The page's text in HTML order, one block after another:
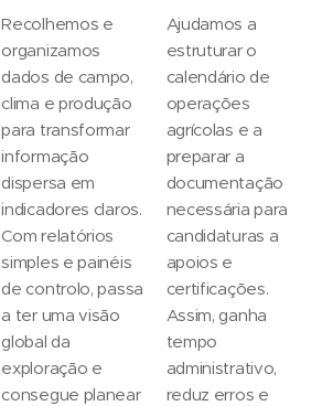
Recolhemos e
organizamos
dados de campo,
clima e produção
para transformar
informação
dispersa em
indicadores claros.
Com relatórios
simples e painéis
de controlo, passa
a ter uma visão
global da
exploração e
consegue planear
Ajudamos a
estruturar o
calendário de
operações
agrícolas e a
preparar a
documentação
necessária para
candidaturas a
apoios e
certificações.
Assim, ganha
tempo
administrativo,
reduz erros e